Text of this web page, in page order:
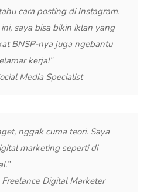
cara posting di Instagram.
saya bisa bikin iklan yang
BNSP-nya juga ngebantu
kerja!”
Media Specialist
nggak cuma teori. Saya
marketing seperti di
Digital Marketer